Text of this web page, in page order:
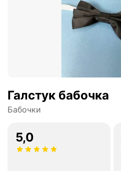
Галстук бабочка
Бабочки
5,0